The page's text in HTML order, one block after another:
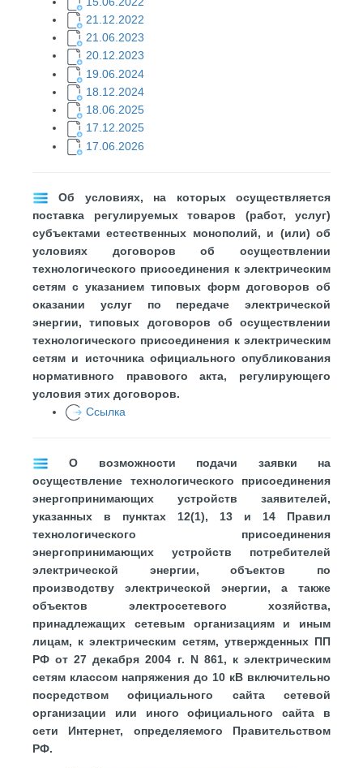
21.12.2022
21.06.2023
20.12.2023
19.06.2024
18.12.2024
18.06.2025
17.12.2025
17.06.2026
​Об условиях, на которых осуществляется
поставка регулируемых товаров (работ, услуг)
субъектами естественных монополий, и (или) об
условиях договоров об осуществлении
технологического присоединения к электрическим
сетям с указанием типовых форм договоров об
оказании услуг по передаче электрической
энергии, типовых договоров об осуществлении
технологического присоединения к электрическим
сетям и источника официального опубликования
нормативного правового акта, регулирующего
условия этих договоров.
Ссылка
О возможности подачи заявки на
осуществление технологического присоединения
энергопринимающих устройств заявителей,
указанных в пунктах 12(1), 13 и 14 Правил
технологического присоединения
энергопринимающих устройств потребителей
электрической энергии, объектов по
производству электрической энергии, а также
объектов электросетевого хозяйства,
принадлежащих сетевым организациям и иным
лицам, к электрическим сетям, утвержденных ПП
РФ от 27 декабря 2004 г. N 861, к электрическим
сетям классом напряжения до 10 кВ включительно
посредством официального сайта сетевой
организации или иного официального сайта в
сети Интернет, определяемого Правительством
РФ.